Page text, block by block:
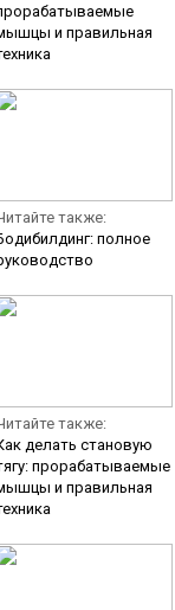
и правильная
также:
полное
также:
делать становую
прорабатываемые
и правильная